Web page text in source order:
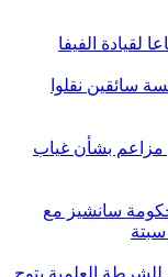
لقيادة الفيفا
سائقين نقلوا
مزاعم بشأن غياب
سانشيز مع
سبتة
العلمية يتوج